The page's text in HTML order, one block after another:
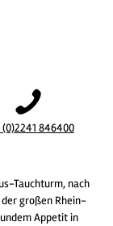
846400
Tauchturm, nach
großen Rhein-
Appetit in